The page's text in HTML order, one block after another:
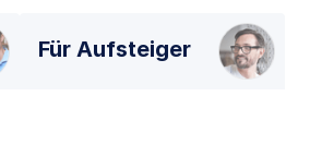
Für Aufsteiger